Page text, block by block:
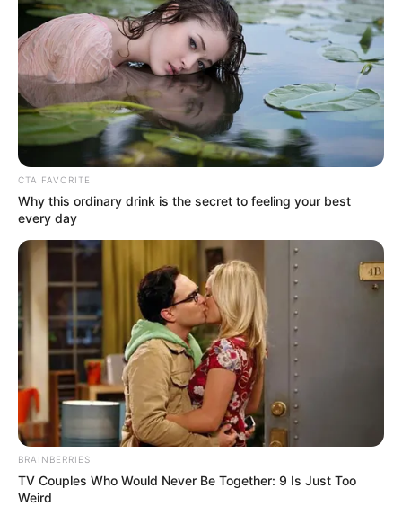
CTA FAVORITE
Why this ordinary drink is the secret to feeling your best
every day
BRAINBERRIES
TV Couples Who Would Never Be Together: 9 Is Just Too
Weird